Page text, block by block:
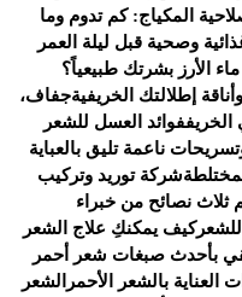
المكياج: كم تدوم وما
وصحية قبل ليلة العمر
الأرز بشرتك طبيعياً؟
إطلالتك الخريفيةجفاف،
فوائد العسل للشعر
ناعمة تليق بالعباية
شركة توريد وتركيب
ثلاث نصائح من خبراء
كيف يمكنكِ علاج الشعر
بأحدث صبغات شعر أحمر
العناية بالشعر الأحمر الشعر